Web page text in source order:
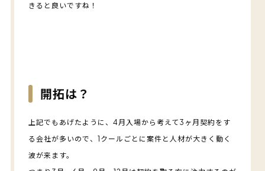
きると良いですね！
開拓は？
上記でもあげたように、4月入場から考えて3ヶ月契約をす
る会社が多いので、1クールごとに案件と人材が大きく動く
波が来ます。